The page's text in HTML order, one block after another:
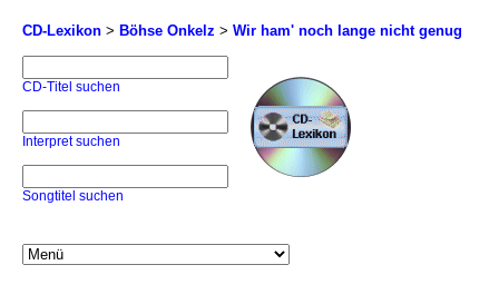
CD-Lexikon > Böhse Onkelz > Wir ham' noch lange nicht genug
CD-Titel suchen
Interpret suchen
Songtitel suchen